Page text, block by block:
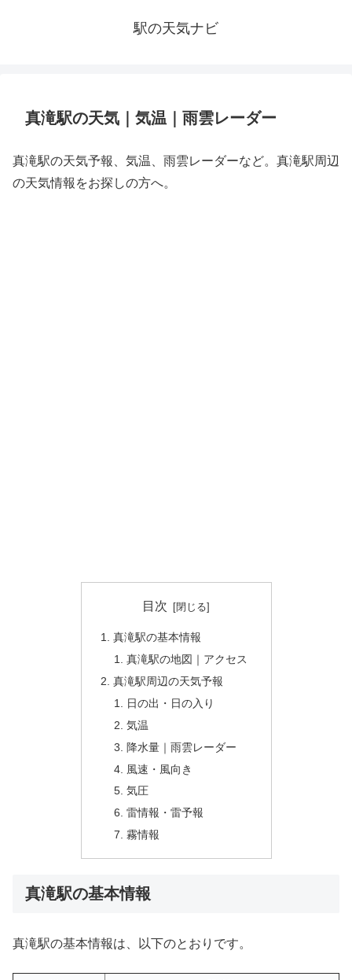
駅の天気ナビ
真滝駅の天気｜気温｜雨雲レーダー
真滝駅の天気予報、気温、雨雲レーダーなど。真滝駅周辺
の天気情報をお探しの方へ。
目次
真滝駅の基本情報
真滝駅の地図｜アクセス
真滝駅周辺の天気予報
日の出・日の入り
気温
降水量｜雨雲レーダー
風速・風向き
気圧
雷情報・雷予報
霧情報
真滝駅の基本情報
真滝駅の基本情報は、以下のとおりです。